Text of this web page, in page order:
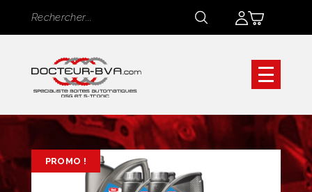
Rechercher
Rechercher
PROMO !